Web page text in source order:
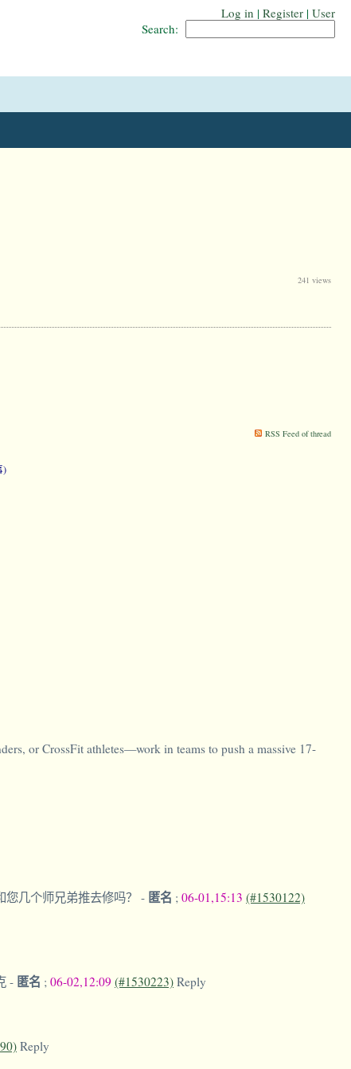
Log in | Register | User
Search:
241 views
RSS Feed of thread
)
or CrossFit athletes—work in teams to push a massive 17-
几个师兄弟推去修吗？ - 匿名 ; 06-01,15:13 (#1530122)
- 匿名 ; 06-02,12:09 (#1530223) Reply
Reply